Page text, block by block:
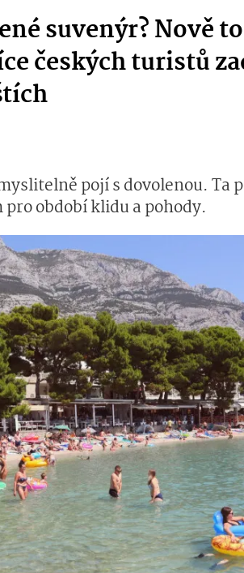
suvenýr? Nově
českých turistů
pojí s dovolenou. Ta
období klidu a pohody.